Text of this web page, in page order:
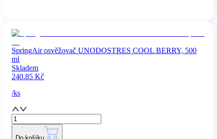
SpringAir osvěžovač UNODOSTRES COOL BERRY, 500
ml
Skladem
240.85 Kč
/ks